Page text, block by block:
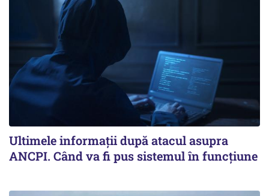
Ultimele informații după atacul asupra
ANCPI. Când va fi pus sistemul în funcțiune